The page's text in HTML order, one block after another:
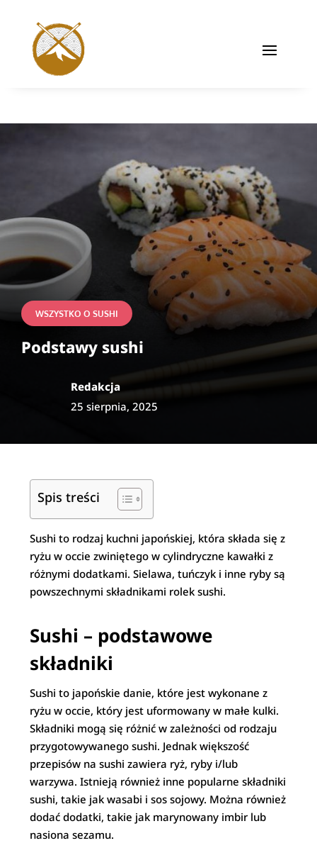
WSZYSTKO O SUSHI
Podstawy sushi
Redakcja
25 sierpnia, 2025
Spis treści
Sushi to rodzaj kuchni japońskiej, która składa się z
ryżu w occie zwiniętego w cylindryczne kawałki z
różnymi dodatkami. Sielawa, tuńczyk i inne ryby są
powszechnymi składnikami rolek sushi.
Sushi – podstawowe
składniki
Sushi to japońskie danie, które jest wykonane z
ryżu w occie, który jest uformowany w małe kulki.
Składniki mogą się różnić w zależności od rodzaju
przygotowywanego sushi. Jednak większość
przepisów na sushi zawiera ryż, ryby i/lub
warzywa. Istnieją również inne popularne składniki
sushi, takie jak wasabi i sos sojowy. Można również
dodać dodatki, takie jak marynowany imbir lub
nasiona sezamu.